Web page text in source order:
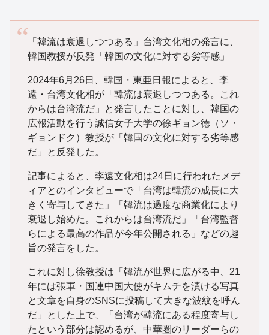
「韓流は衰退しつつある」台湾文化相の発言に、
韓国教授が反発「韓国の文化に対する劣等感」
2024年6月26日、韓国・東亜日報によると、李
遠・台湾文化相が「韓流は衰退しつつある。これ
からは台湾流だ」と発言したことに対し、韓国の
広報活動を行う誠信女子大学の徐ギョン徳（ソ・
ギョンドク）教授が「韓国の文化に対する劣等感
だ」と反発した。
記事によると、李遠文化相は24日に行われたメデ
ィアとのインタビューで「台湾は韓流の成長に大
きく寄与してきた」「韓流は過度な商業化により
衰退し始めた。これからは台湾流だ」「台湾監督
らによる最高の作品が今年公開される」などの趣
旨の発言をした。
これに対し徐教授は「韓流が世界に広がる中、21
年には張軍・国連中国大使がキムチを漬ける写真
と文章を自身のSNSに投稿して大きな波紋を呼ん
だ」とした上で、「台湾が韓流にある程度寄与し
たという部分は認めるが、中華圏のリーダーらの